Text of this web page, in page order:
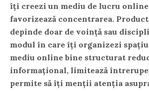
îți creezi un mediu de lucru
favorizează concentrarea.
depinde doar de voință sau
modul în care îți organizezi
mediu online bine structurat
informațional, limitează
permite să îți menții atenția